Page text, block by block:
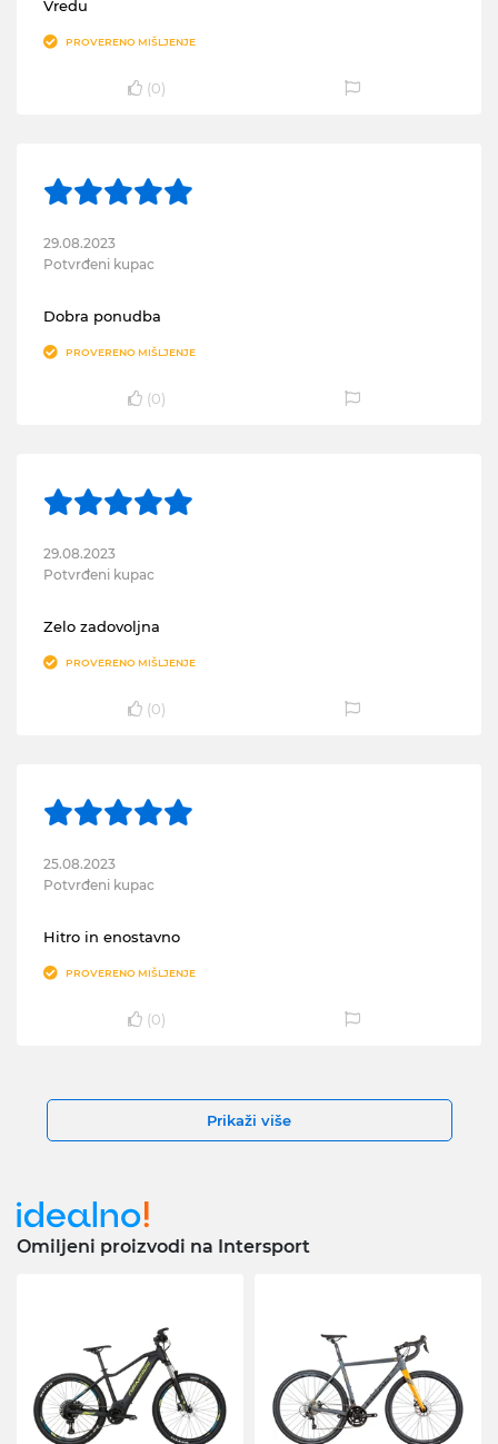
Vredu
PROVERENO MIŠLJENJE
(0)
29.08.2023
Potvrđeni kupac
Dobra ponudba
PROVERENO MIŠLJENJE
(0)
29.08.2023
Potvrđeni kupac
Zelo zadovoljna
PROVERENO MIŠLJENJE
(0)
25.08.2023
Potvrđeni kupac
Hitro in enostavno
PROVERENO MIŠLJENJE
(0)
Prikaži više
Omiljeni proizvodi na Intersport